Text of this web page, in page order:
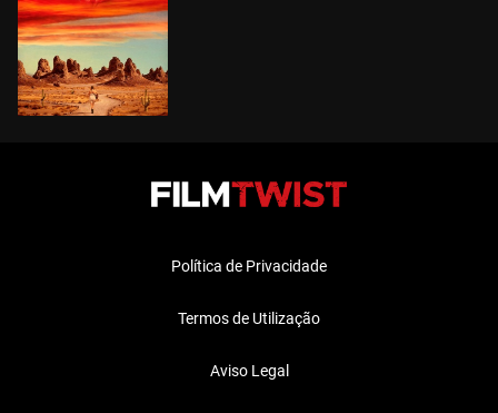
Política de Privacidade
Termos de Utilização
Aviso Legal